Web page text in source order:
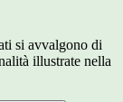
si avvalgono di
illustrate nella